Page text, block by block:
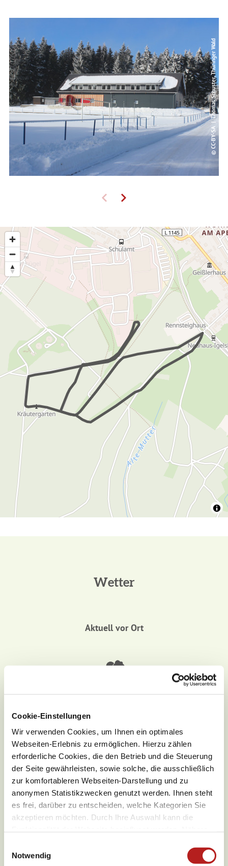
Cookie-Einstellungen
Wir verwenden Cookies, um Ihnen ein optimales
Webseiten-Erlebnis zu ermöglichen. Hierzu zählen
erforderliche Cookies, die den Betrieb und die Steuerung
der Seite gewährleisten, sowie solche, die ausschließlich
zur komfortableren Webseiten-Darstellung und zu
anonymen Statistikzwecken genutzt werden. Ihnen steht
es frei, darüber zu entscheiden, welche Kategorien Sie
akzeptieren möchten. Durch Ihre Auswahl kann die
Datenschutzbestimmungen.
Notwendig
© CC-BY-SA | Thomas Schuster, Thüringer Wald
Wetter
Aktuell vor Ort
Donnerstag 17,7 °C bis 27,1 °C
Freitag 11,6 °C bis 26,5 °C
Samstag 9,2 °C bis 23,8 °C
Sonntag 11,8 °C bis 27,5 °C